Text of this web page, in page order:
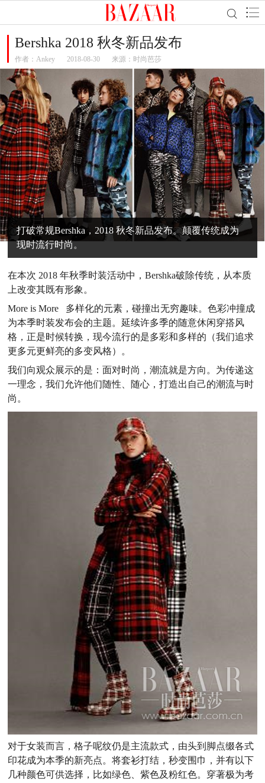
Bershka 2018 秋冬新品发布
作者： Ankey 2018-08-30 来源：时尚芭莎
打破常规Bershka，2018 秋冬新品发布。颠覆传统成为
现时流行时尚。
在本次 2018 年秋季时装活动中，Bershka破除传统，从本质
上改变其既有形象。
More is More 多样化的元素，碰撞出无穷趣味。色彩冲撞成
为本季时装发布会的主题。延续许多季的随意休闲穿搭风
格，正是时候转换，现今流行的是多彩和多样的（我们追求
更多元更鲜亮的多变风格）。
我们向观众展示的是：面对时尚，潮流就是方向。为传递这
一理念，我们允许他们随性、随心，打造出自己的潮流与时
尚。
对于女装而言，格子呢纹仍是主流款式，由头到脚点缀各式
印花成为本季的新亮点。将套衫打结，秒变围巾，并有以下
几种颜色可供选择，比如绿色、紫色及粉红色。穿著极为考